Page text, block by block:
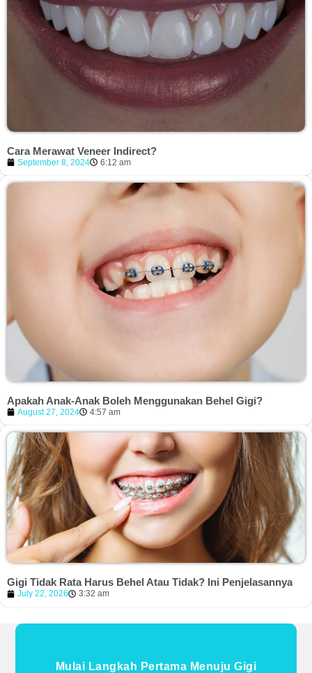
Cara Merawat Veneer Indirect?
September 8, 2024 6:12 am
Apakah Anak-Anak Boleh Menggunakan Behel Gigi?
August 27, 2024 4:57 am
Gigi Tidak Rata Harus Behel Atau Tidak? Ini Penjelasannya
July 22, 2026 3:32 am
Mulai Langkah Pertama Menuju Gigi